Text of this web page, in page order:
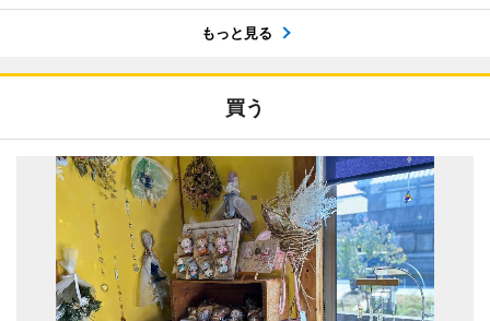
もっと見る
買う